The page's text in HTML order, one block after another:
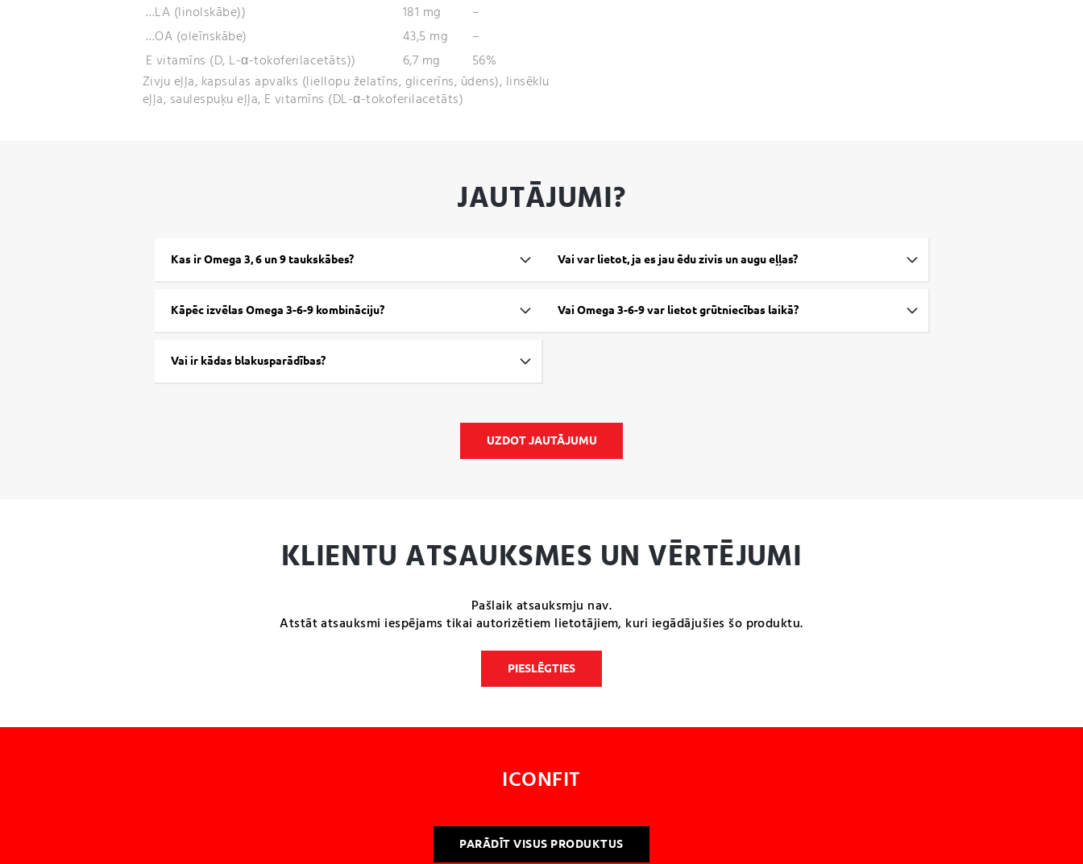
…LA (linolskābe))
181 mg
–
…OA (oleīnskābe)
43,5 mg
–
E vitamīns (D, L-α-tokoferilacetāts))
6,7 mg
56%
Zivju eļļa, kapsulas apvalks (liellopu želatīns, glicerīns, ūdens), linsēklu
eļļa, saulespuķu eļļa, E vitamīns (DL-α-tokoferilacetāts)
JAUTĀJUMI?
Kas ir Omega 3, 6 un 9 taukskābes?
Kāpēc izvēlas Omega 3-6-9 kombināciju?
Vai ir kādas blakusparādības?
Vai var lietot, ja es jau ēdu zivis un augu eļļas?
Vai Omega 3-6-9 var lietot grūtniecības laikā?
UZDOT JAUTĀJUMU
KLIENTU ATSAUKSMES UN VĒRTĒJUMI
Pašlaik atsauksmju nav.
Atstāt atsauksmi iespējams tikai autorizētiem lietotājiem, kuri iegādājušies šo produktu.
PIESLĒGTIES
ICONFIT
PARĀDĪT VISUS PRODUKTUS